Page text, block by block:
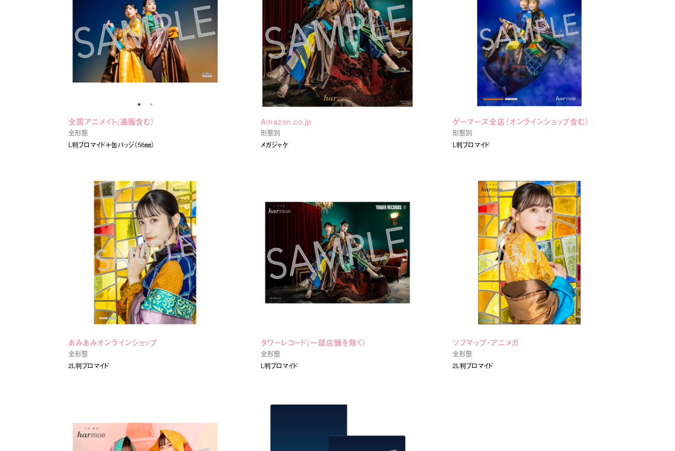
全国アニメイト(通販含む）
全形態
L判ブロマイド＋缶バッジ（56㎜）
Amazon.co.jp
形態別
メガジャケ
ゲーマーズ全店（オンラインショップ含む）
形態別
L判ブロマイド
あみあみオンラインショップ
全形態
2L判ブロマイド
タワーレコード(一部店舗を除く）
全形態
L判ブロマイド
ソフマップ・アニメガ
全形態
2L判ブロマイド